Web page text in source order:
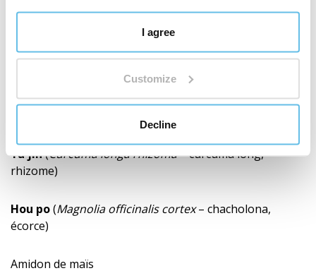
I agree
Customize
Decline
blanchie, racine)
Sheng jiang(Zingiber officinale rhizoma– gingembre,
Yu jin(Curcuma longa rhizoma– curcuma long,
rhizome)
Hou po(Magnolia officinalis cortex– chacholona,
écorce)
Amidon de maïs